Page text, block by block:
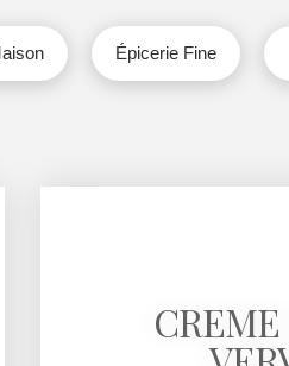
Épicerie Fine